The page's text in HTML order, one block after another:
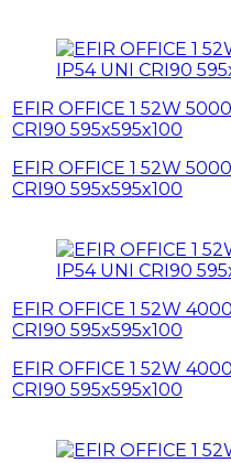
EFIR OFFICE 1 52W
CRI90 595x595x100
EFIR OFFICE 1 52W
CRI90 595x595x100
EFIR OFFICE 1 52W
CRI90 595x595x100
EFIR OFFICE 1 52W
CRI90 595x595x100